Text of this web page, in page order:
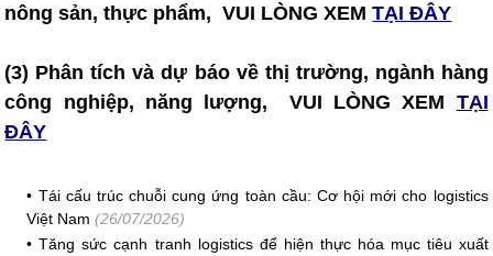
nông sản, thực phẩm, VUI LÒNG XEMTẠI ĐÂY
(3) Phân tích và dự báo về thị trường, ngành hàng
công nghiệp, năng lượng, VUI LÒNG XEM TẠI
ĐÂY
• Tái cấu trúc chuỗi cung ứng toàn cầu: Cơ hội mới cho logistics
Việt Nam (26/07/2026)
•Tăng sức cạnh tranh logistics để hiện thực hóa mục tiêu xuất